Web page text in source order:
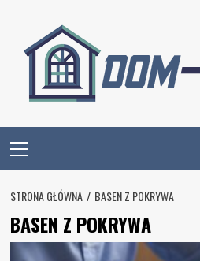
content
Menu
STRONA GŁÓWNA BASEN Z POKRYWA
BASEN Z POKRYWA